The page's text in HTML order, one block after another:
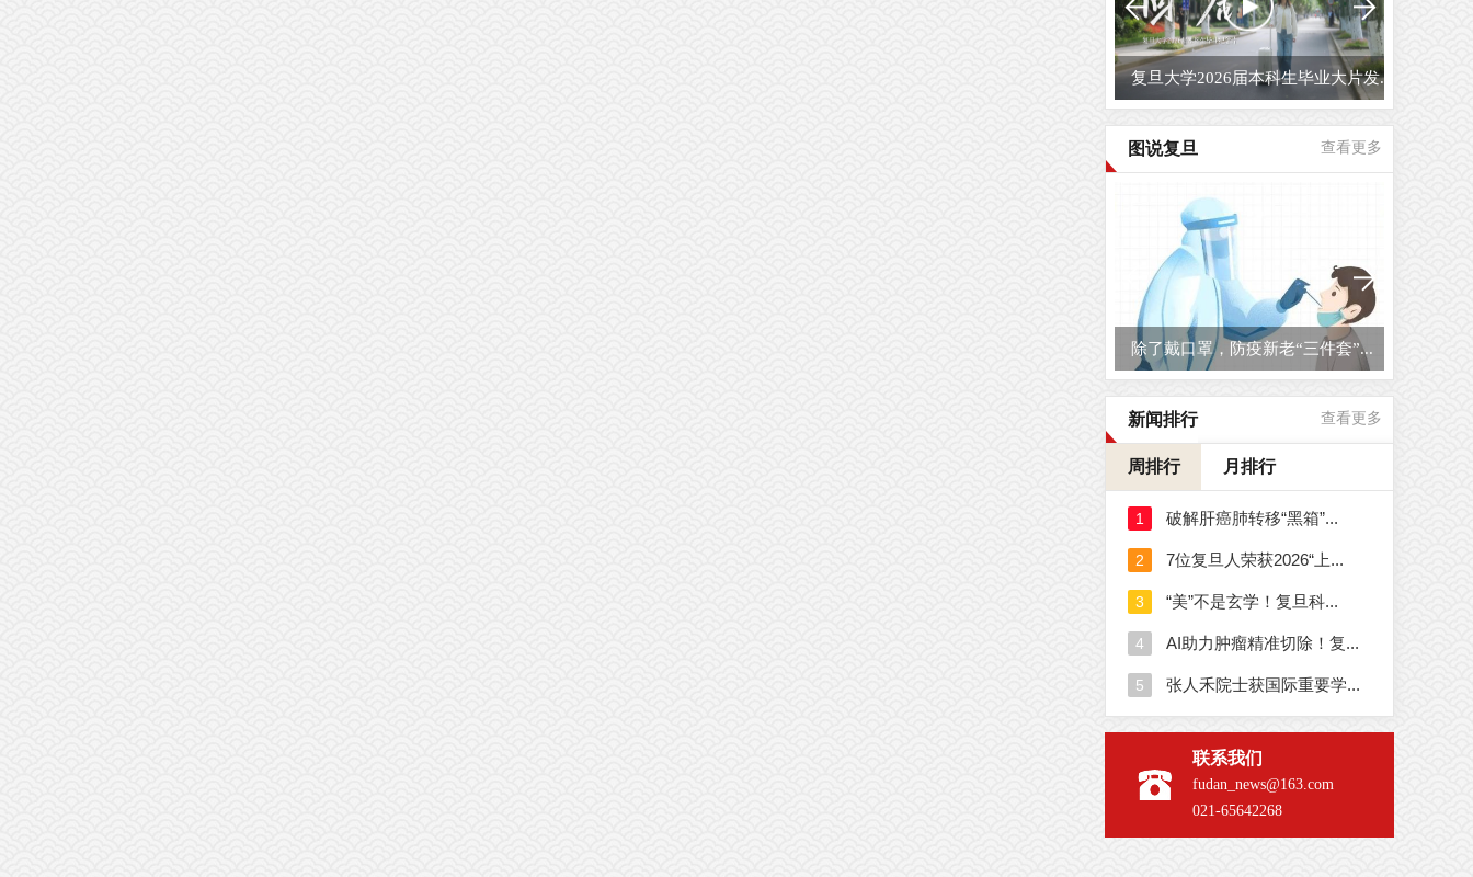
复旦大学2026届毕业生原创毕业MV...
图说复旦 查看更多
复旦大学校园开放日
新闻排行 查看更多
周排行 月排行
联系我们
fudan_news@163.com
021-65642268